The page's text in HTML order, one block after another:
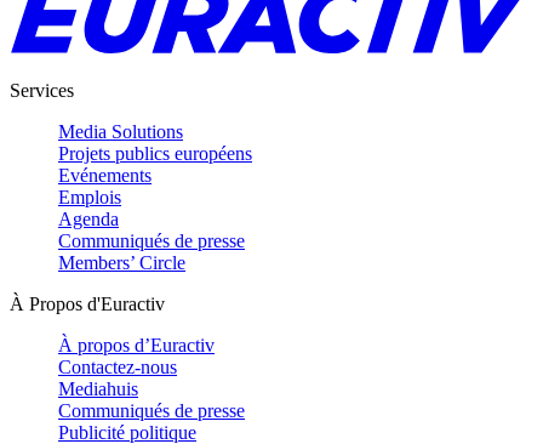
Services
Media Solutions
Projets publics européens
Evénements
Emplois
Agenda
Communiqués de presse
Members’ Circle
À Propos d'Euractiv
À propos d’Euractiv
Contactez-nous
Mediahuis
Communiqués de presse
Publicité politique